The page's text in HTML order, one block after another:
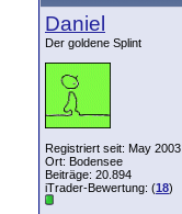
Daniel
Der goldene Splint
Registriert seit: May 2003
Ort: Bodensee
Beiträge: 20.894
iTrader-Bewertung: (18)